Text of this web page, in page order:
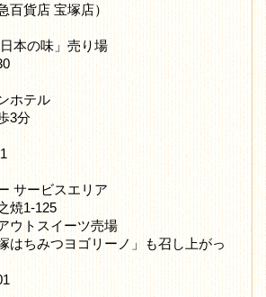
百貨店 宝塚店）
本の味」売り場
ホテル
3分
サービスエリア
焼1-125
ウトスイーツ売場
はちみつヨゴリーノ」も召し上がっ